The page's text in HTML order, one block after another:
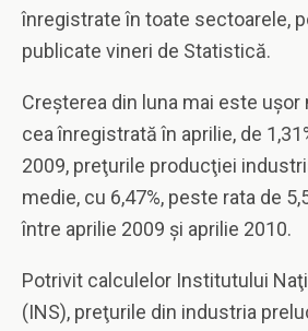
înregistrate în toate sectoarele,
publicate vineri de Statistică.
Creşterea din luna mai este
cea înregistrată în aprilie, de
2009, preţurile producţiei
medie, cu 6,47%, peste rata de
între aprilie 2009 şi aprilie 2010.
Potrivit calculelor Institutului
(INS), preţurile din industria